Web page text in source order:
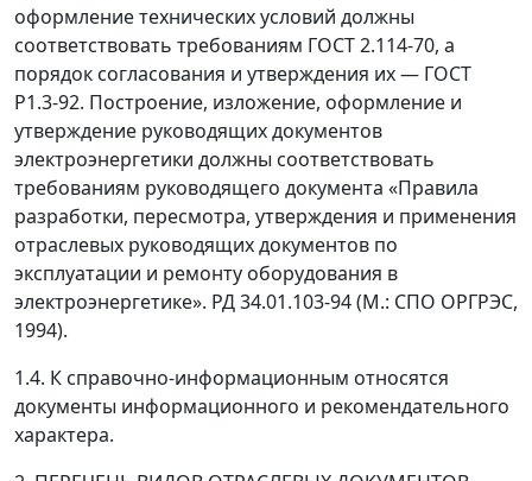
оформление технических условий должны
соответствовать требованиям ГОСТ 2.114-70, а
порядок согласования и утверждения их— ГОСТ
Р1.3-92. Построение, изложение, оформление и
утверждение руководящих документов
электроэнергетики должны соответствовать
требованиям руководящего документа «Правила
разработки, пересмотра, утверждения и применения
отраслевых руководящих документов по
эксплуатации и ремонту оборудования в
электроэнергетике». РД 34.01.103-94 (М.: СПО ОРГРЭС,
1994).
1.4. К справочно-информационным относятся
документы информационного и рекомендательного
характера.